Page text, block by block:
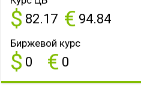
$ 82.17 € 94.84
Биржевой курс
$ 0 € 0